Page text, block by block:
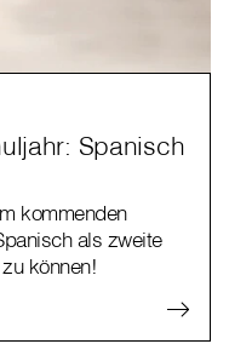
Spanisch
kommenden
als zweite
können!